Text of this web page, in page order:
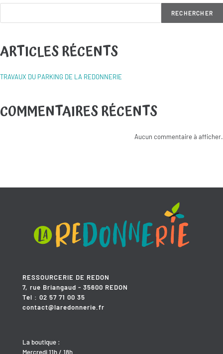
RECHERCHER
ARTICLES RÉCENTS
TRAVAUX DU PARKING DE LA REDONNERIE
COMMENTAIRES RÉCENTS
Aucun commentaire à afficher.
RESSOURCERIE DE REDON
7, rue Briangaud - 35600 REDON
Tel : 02 57 71 00 35
contact@laredonnerie.fr
La boutique :
Mercredi 11h / 18h